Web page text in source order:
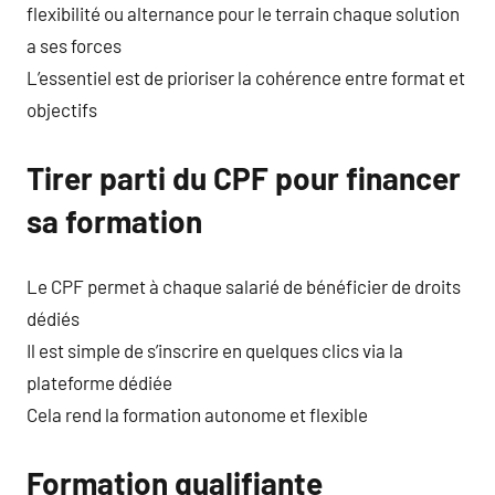
flexibilité ou alternance pour le terrain chaque solution
a ses forces
L’essentiel est de prioriser la cohérence entre format et
objectifs
Tirer parti du CPF pour financer
sa formation
Le CPF permet à chaque salarié de bénéficier de droits
dédiés
Il est simple de s’inscrire en quelques clics via la
plateforme dédiée
Cela rend la formation autonome et flexible
Formation qualifiante